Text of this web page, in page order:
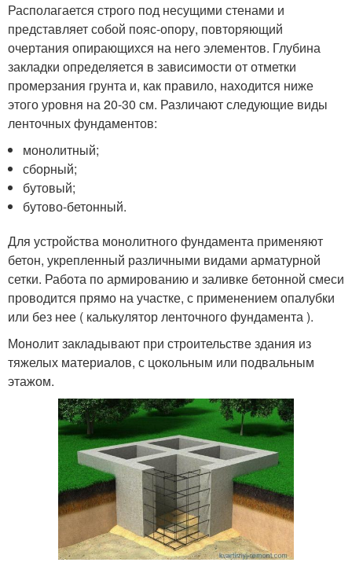
Располагается строго под несущими стенами и
представляет собой пояс-опору, повторяющий
очертания опирающихся на него элементов. Глубина
закладки определяется в зависимости от отметки
промерзания грунта и, как правило, находится ниже
этого уровня на 20-30 см. Различают следующие виды
ленточных фундаментов:
монолитный;
сборный;
бутовый;
бутово-бетонный.
Для устройства монолитного фундамента применяют
бетон, укрепленный различными видами арматурной
сетки. Работа по армированию и заливке бетонной смеси
проводится прямо на участке, с применением опалубки
или без нее ( калькулятор ленточного фундамента ).
Монолит закладывают при строительстве здания из
тяжелых материалов, с цокольным или подвальным
этажом.